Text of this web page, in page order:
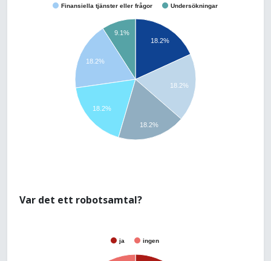
Finansiella tjänster eller frågor
Undersökningar
18.2%
18.2%
9.1%
18.2%
18.2%
18.2%
Var det ett robotsamtal?
ja ingen